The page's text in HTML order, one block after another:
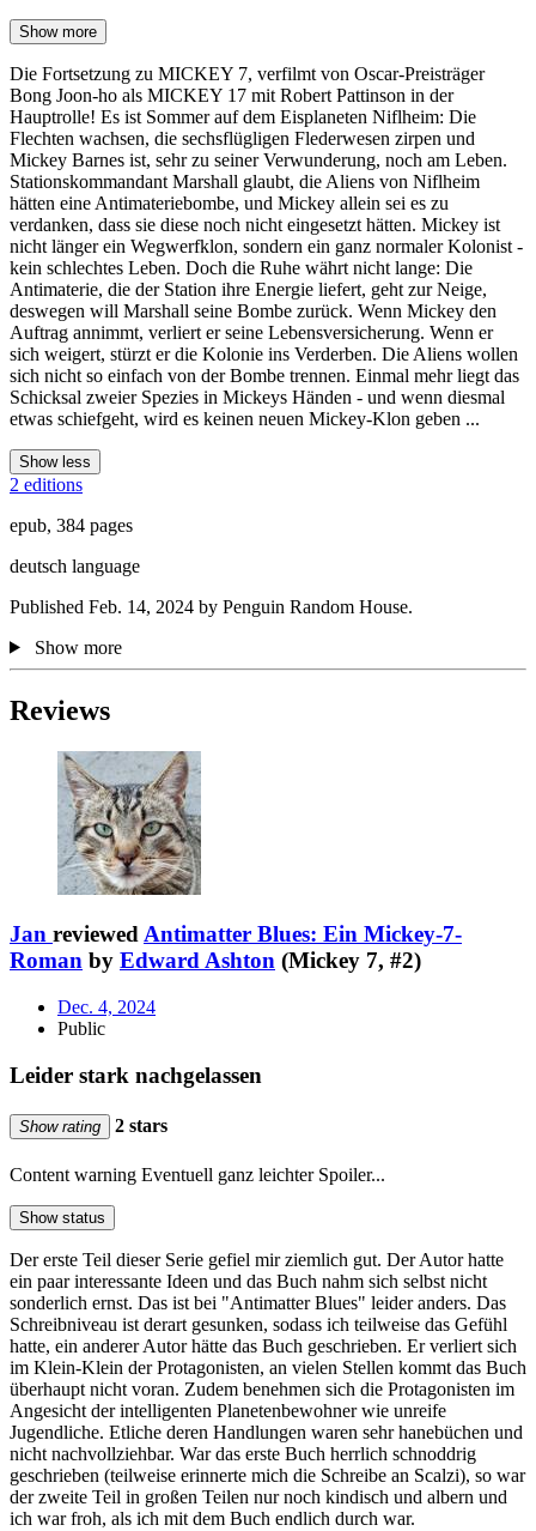
Show more
Die Fortsetzung zu MICKEY 7, verfilmt von Oscar-Preisträger
Bong Joon-ho als MICKEY 17 mit Robert Pattinson in der
Hauptrolle! Es ist Sommer auf dem Eisplaneten Niflheim: Die
Flechten wachsen, die sechsflügligen Flederwesen zirpen und
Mickey Barnes ist, sehr zu seiner Verwunderung, noch am Leben.
Stationskommandant Marshall glaubt, die Aliens von Niflheim
hätten eine Antimateriebombe, und Mickey allein sei es zu
verdanken, dass sie diese noch nicht eingesetzt hätten. Mickey ist
nicht länger ein Wegwerfklon, sondern ein ganz normaler Kolonist -
kein schlechtes Leben. Doch die Ruhe währt nicht lange: Die
Antimaterie, die der Station ihre Energie liefert, geht zur Neige,
deswegen will Marshall seine Bombe zurück. Wenn Mickey den
Auftrag annimmt, verliert er seine Lebensversicherung. Wenn er
sich weigert, stürzt er die Kolonie ins Verderben. Die Aliens wollen
sich nicht so einfach von der Bombe trennen. Einmal mehr liegt das
Schicksal zweier Spezies in Mickeys Händen - und wenn diesmal
etwas schiefgeht, wird es keinen neuen Mickey-Klon geben ...
Show less
2 editions
epub, 384 pages
deutsch language
Published Feb. 14, 2024 by Penguin Random House.
Show more
Reviews
Jan reviewedAntimatter Blues: Ein Mickey-7-
Roman by Edward Ashton (Mickey 7, #2)
Dec. 4, 2024
Public
Leider stark nachgelassen
Show rating 2 stars
Content warning Eventuell ganz leichter Spoiler...
Show status
Der erste Teil dieser Serie gefiel mir ziemlich gut. Der Autor hatte
ein paar interessante Ideen und das Buch nahm sich selbst nicht
sonderlich ernst. Das ist bei "Antimatter Blues" leider anders. Das
Schreibniveau ist derart gesunken, sodass ich teilweise das Gefühl
hatte, ein anderer Autor hätte das Buch geschrieben. Er verliert sich
im Klein-Klein der Protagonisten, an vielen Stellen kommt das Buch
überhaupt nicht voran. Zudem benehmen sich die Protagonisten im
Angesicht der intelligenten Planetenbewohner wie unreife
Jugendliche. Etliche deren Handlungen waren sehr hanebüchen und
nicht nachvollziehbar. War das erste Buch herrlich schnoddrig
geschrieben (teilweise erinnerte mich die Schreibe an Scalzi), so war
der zweite Teil in großen Teilen nur noch kindisch und albern und
ich war froh, als ich mit dem Buch endlich durch war.